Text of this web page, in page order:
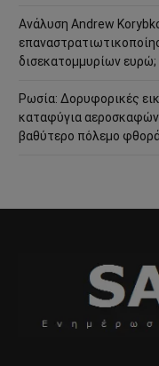
Ανάλυση Andrew
δισεκατομμυρίων ευρώ;
Ρωσία: Δορυφορικές
καταφύγια
βαθύτερο πόλεμο